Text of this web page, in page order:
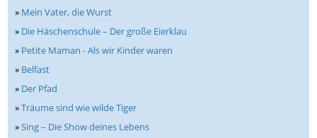
» Mein Vater, die Wurst
» Die Häschenschule – Der große Eierklau
» Petite Maman - Als wir Kinder waren
» Belfast
» Der Pfad
»Träume sind wie wilde Tiger
»Sing – Die Show deines Lebens